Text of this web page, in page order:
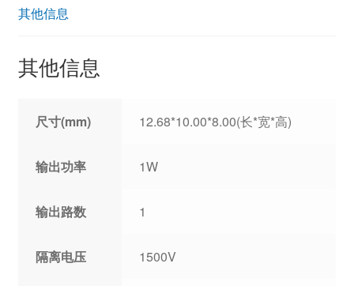
其他信息
其他信息
尺寸(mm) 12.68*10.00*8.00(长*宽*高)
输出功率 1W
输出路数 1
隔离电压 1500V